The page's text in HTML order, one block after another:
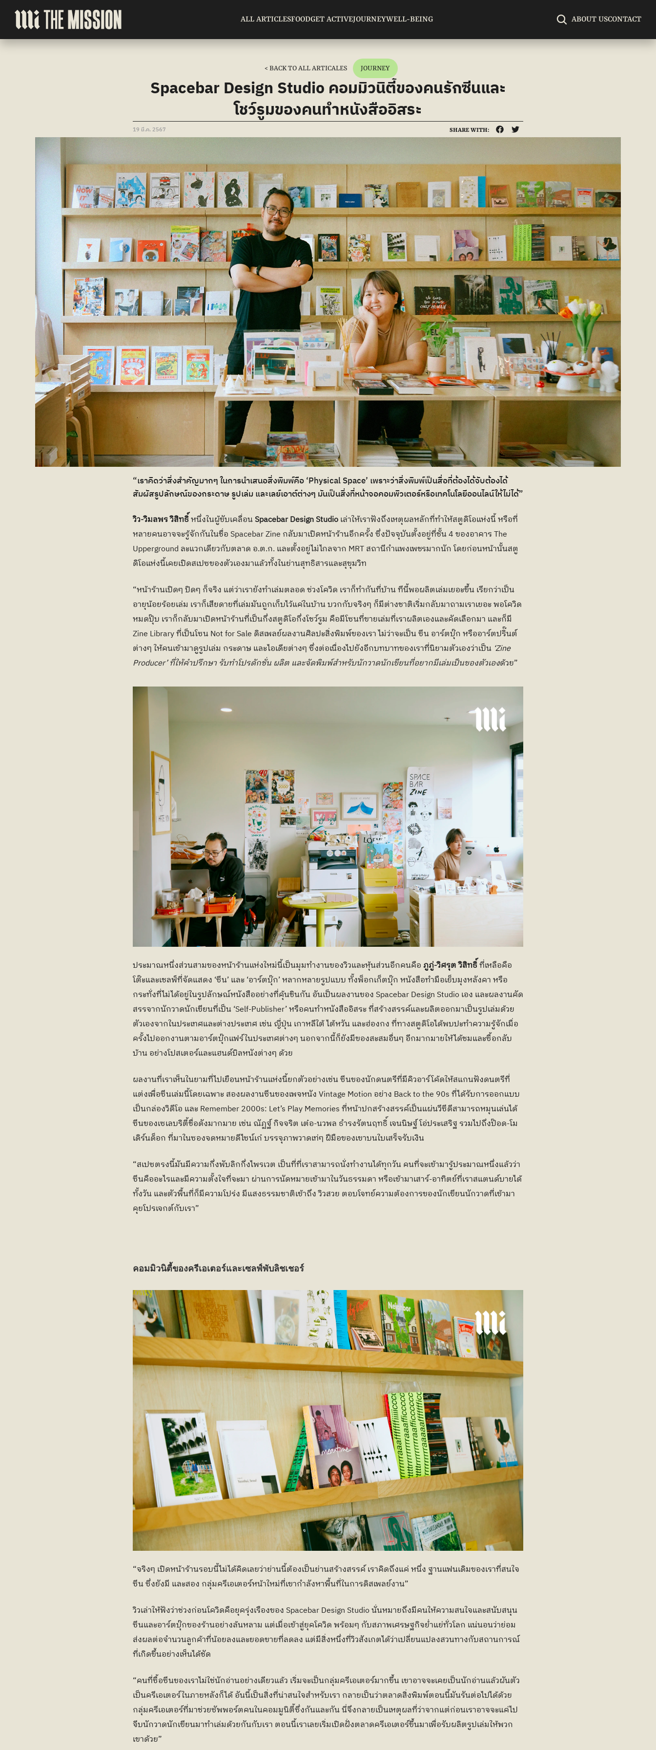
ALL ARTICLESFOODGET ACTIVEJOURNEYWELL-BEING ABOUT USCONTACT
< BACK TO ALL ARTICALES JOURNEY
Spacebar Design Studio คอมมิวนิตี้ของคนรักซีนและ
โชว์รูมของคนทำหนังสืออิสระ
19 มี.ค. 2567 SHARE WITH:
“เราคิดว่าสิ่งสำคัญมากๆ ในการนำเสนอสิ่งพิมพ์คือ ‘Physical Space’ เพราะว่าสิ่งพิมพ์เป็นสื่อที่ต้องได้จับต้องได้
สัมผัสรูปลักษณ์ของกระดาษ รูปเล่ม และเลย์เอาต์ต่างๆ มันเป็นสิ่งที่หน้าจอคอมพิวเตอร์หรือเทคโนโลยีออนไลน์ให้ไม่ได้”
วิว-วิมลพร วิสิทธิ์ หนึ่งในผู้ขับเคลื่อน Spacebar Design Studio เล่าให้เราฟังถึงเหตุผลหลักที่ทำให้สตูดิโอแห่งนี้ หรือที่
หลายคนอาจจะรู้จักกันในชื่อ Spacebar Zine กลับมาเปิดหน้าร้านอีกครั้ง ซึ่งปัจจุบันตั้งอยู่ที่ชั้น 4 ของอาคาร The
Upperground ละแวกเดียวกับตลาด อ.ต.ก. และตั้งอยู่ไม่ไกลจาก MRT สถานีกำแพงเพชรมากนัก โดยก่อนหน้านั้นสตู
ดิโอแห่งนี้เคยเปิดสเปซของตัวเองมาแล้วทั้งในย่านสุทธิสารและสุขุมวิท
“หน้าร้านเปิดๆ ปิดๆ ก็จริง แต่ว่าเรายังทำเล่มตลอด ช่วงโควิด เราก็ทำกันที่บ้าน ทีนี้พอผลิตเล่มเยอะขึ้น เรียกว่าเป็น
อายุน้อยร้อยเล่ม เราก็เสียดายที่เล่มมันถูกเก็บไว้แค่ในบ้าน บวกกับจริงๆ ก็มีต่างชาติเริ่มกลับมาถามเราเยอะ พอโควิด
หมดปุ๊บ เราก็กลับมาเปิดหน้าร้านที่เป็นกึ่งสตูดิโอกึ่งโชว์รูม คือมีโซนที่ขายเล่มที่เราผลิตเองและคัดเลือกมา และก็มี
Zine Library ที่เป็นโซน Not for Sale ดิสเพลย์ผลงานศิลปะสิ่งพิมพ์ของเรา ไม่ว่าจะเป็น ซีน อาร์ตบุ๊ก หรืออาร์ตปริ๊นต์
ต่างๆ ให้คนเข้ามาดูรูปเล่ม กระดาษ และไอเดียต่างๆ ซึ่งต่อเนื่องไปยังอีกบทบาทของเราที่นิยามตัวเองว่าเป็น ‘Zine
Producer’ ที่ให้คำปรึกษา รับทำโปรดักชั่น ผลิต และจัดพิมพ์สำหรับนักวาดนักเขียนที่อยากมีเล่มเป็นของตัวเองด้วย”
ประมาณหนึ่งส่วนสามของหน้าร้านแห่งใหม่นี้เป็นมุมทำงานของวิวและหุ้นส่วนอีกคนคือ ภูภู่-วิศรุต วิสิทธิ์ ที่เหลือคือ
โต๊ะและเชลฟ์ที่จัดแสดง ‘ซีน’ และ ‘อาร์ตบุ๊ก’ หลากหลายรูปแบบ ทั้งพ็อกเก็ตบุ๊ก หนังสือทำมือเย็บมุงหลังคา หรือ
กระทั่งที่ไม่ได้อยู่ในรูปลักษณ์หนังสืออย่างที่คุ้นชินกัน อันเป็นผลงานของ Spacebar Design Studio เอง และผลงานคัด
สรรจากนักวาดนักเขียนที่เป็น ‘Self-Publisher’ หรือคนทำหนังสืออิสระ ที่สร้างสรรค์และผลิตออกมาเป็นรูปเล่มด้วย
ตัวเองจากในประเทศและต่างประเทศ เช่น ญี่ปุ่น เกาหลีใต้ ไต้หวัน และฮ่องกง ที่ทางสตูดิโอได้พบปะทำความรู้จักเมื่อ
ครั้งไปออกงานตามอาร์ตบุ๊กแฟร์ในประเทศต่างๆ นอกจากนี้ก็ยังมีของสะสมอื่นๆ อีกมากมายให้ได้ชมและซื้อกลับ
บ้าน อย่างโปสเตอร์และแฮนด์บิลหนังต่างๆ ด้วย
ผลงานที่เราเห็นในยามที่ไปเยือนหน้าร้านแห่งนี้ยกตัวอย่างเช่น ซีนของนักดนตรีที่มีคิวอาร์โค้ดให้สแกนฟังดนตรีที่
แต่งเพื่อซีนเล่มนี้โดยเฉพาะ สองผลงานซีนของเพจหนัง Vintage Motion อย่าง Back to the 90s ที่ได้รับการออกแบบ
เป็นกล่องวิดีโอ และ Remember 2000s: Let’s Play Memories ที่หน้าปกสร้างสรรค์เป็นแผ่นวีซีดีสามารถหมุนเล่นได้
ซีนของเซเลบริตี้ชื่อดังมากมาย เช่น ณัฏฐ์ กิจจริต เต๋อ-นวพล ธำรงรัตนฤทธิ์ เจนนิษฐ์ โอ่ประเสริฐ รวมไปถึงป๊อด-โม
เดิร์นด็อก ที่มาในซองจดหมายดีไซน์เก๋ บรรจุภาพวาดเท่ๆ ฝีมือของเขาบนใบเสร็จรับเงิน
“สเปซตรงนี้มันมีความกึ่งพับลิกกึ่งไพรเวต เป็นที่ที่เราสามารถนั่งทำงานได้ทุกวัน คนที่จะเข้ามารู้ประมาณหนึ่งแล้วว่า
ซีนคืออะไรและมีความตั้งใจที่จะมา ผ่านการนัดหมายเข้ามาในวันธรรมดา หรือเข้ามาเสาร์-อาทิตย์ที่เราสแตนด์บายได้
ทั้งวัน และตัวพื้นที่ก็มีความโปร่ง มีแสงธรรมชาติเข้าถึง วิวสวย ตอบโจทย์ความต้องการของนักเขียนนักวาดที่เข้ามา
คุยโปรเจกต์กับเรา”
คอมมิวนิตี้ของครีเอเตอร์และเซลฟ์พับลิชเชอร์
“จริงๆ เปิดหน้าร้านรอบนี้ไม่ได้คิดเลยว่าย่านนี้ต้องเป็นย่านสร้างสรรค์ เราคิดถึงแค่ หนึ่ง ฐานแฟนเดิมของเราที่สนใจ
ซีน ซึ่งยังมี และสอง กลุ่มครีเอเตอร์หน้าใหม่ที่เขากำลังหาพื้นที่ในการดิสเพลย์งาน”
วิวเล่าให้ฟังว่าช่วงก่อนโควิดคือยุครุ่งเรืองของ Spacebar Design Studio นั่นหมายถึงมีคนให้ความสนใจและสนับสนุน
ซีนและอาร์ตบุ๊กของร้านอย่างล้นหลาม แต่เมื่อเข้าสู่ยุคโควิด พร้อมๆ กับสภาพเศรษฐกิจย่ำแย่ทั่วโลก แน่นอนว่าย่อม
ส่งผลต่อจำนวนลูกค้าที่น้อยลงและยอดขายที่ลดลง แต่มีสิ่งหนึ่งที่วิวสังเกตได้ว่าเปลี่ยนแปลงสวนทางกับสถานการณ์
ที่เกิดขึ้นอย่างเห็นได้ชัด
“คนที่ซื้อซีนของเราไม่ใช่นักอ่านอย่างเดียวแล้ว เริ่มจะเป็นกลุ่มครีเอเตอร์มากขึ้น เขาอาจจะเคยเป็นนักอ่านแล้วผันตัว
เป็นครีเอเตอร์ในภายหลังก็ได้ อันนี้เป็นสิ่งที่น่าสนใจสำหรับเรา กลายเป็นว่าตลาดสิ่งพิมพ์ตอนนี้มันรันต่อไปได้ด้วย
กลุ่มครีเอเตอร์ที่มาช่วยซัพพอร์ตคนในคอมมูนิตี้ซึ่งกันและกัน นี่จึงกลายเป็นเหตุผลที่ว่าจากแต่ก่อนเราอาจจะแค่ไป
จีบนักวาดนักเขียนมาทำเล่มด้วยกันกับเรา ตอนนี้เราเลยเริ่มเปิดฝั่งตลาดครีเอเตอร์ขึ้นมาเพื่อรับผลิตรูปเล่มให้พวก
เขาด้วย”